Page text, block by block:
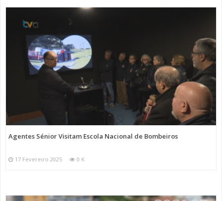
Agentes Sénior Visitam Escola Nacional de Bombeiros
17 Fevereiro 2025 0 K